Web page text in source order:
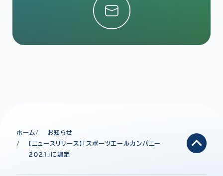
ホーム
お知らせ
【ニュースリリース】「スポーツエールカンパニー
2021」に認定